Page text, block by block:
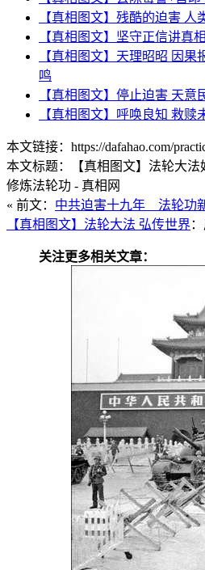
【真相图文】残酷的迫害 人
【真相图文】坚守正信讲真
【真相图文】天理昭昭 因
鸣
【真相图文】停止迫害 天意
【真相图文】呼唤良知 救赎
本文链接：https://dafahao.com/
本文标题：【真相图文】法轮大法
修炼法轮功 - 真相网
« 前文： 中共迫害十九年 法轮功
【真相图文】法轮大法 弘传世界
关注更多相关文章：